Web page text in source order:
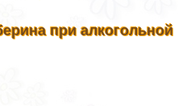
при алкогольной